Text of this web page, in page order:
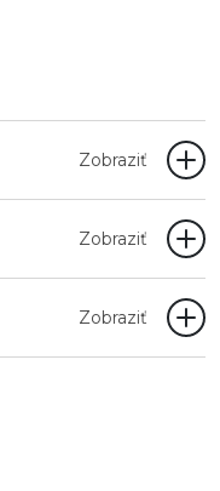
Zobraziť
Zobraziť
Zobraziť